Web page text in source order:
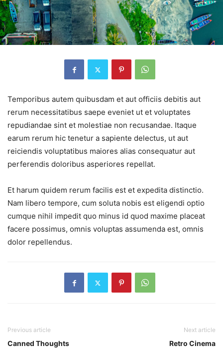
Temporibus autem quibusdam et aut officiis debitis aut
rerum necessitatibus saepe eveniet ut et voluptates
repudiandae sint et molestiae non recusandae. Itaque
earum rerum hic tenetur a sapiente delectus, ut aut
reiciendis voluptatibus maiores alias consequatur aut
perferendis doloribus asperiores repellat.
Et harum quidem rerum facilis est et expedita distinctio.
Nam libero tempore, cum soluta nobis est eligendi optio
cumque nihil impedit quo minus id quod maxime placeat
facere possimus, omnis voluptas assumenda est, omnis
dolor repellendus.
Previous article
Canned Thoughts
Next article
Retro Cinema